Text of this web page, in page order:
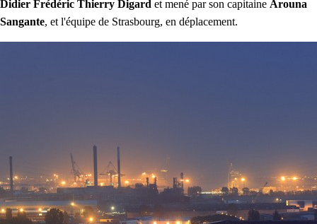
Didier Frédéric Thierry Digard et mené par son capitaine Arouna
Sangante, et l'équipe de Strasbourg, en déplacement.